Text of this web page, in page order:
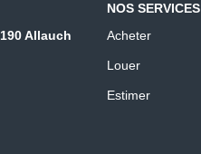
Allauch
NOS SERVICES
Acheter
Louer
Estimer